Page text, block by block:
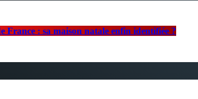
France : sa maison natale enfin identifiée ?